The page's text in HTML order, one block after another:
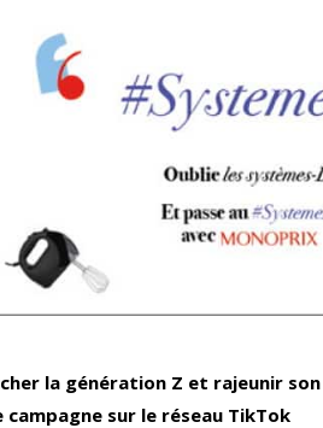
la génération Z et rajeunir
campagne sur le réseau TikTok